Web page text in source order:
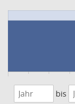
1474
bis